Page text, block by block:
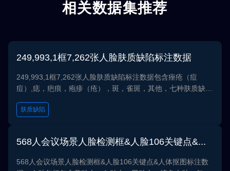
相关数据集推荐
249,993,1框7,262张人脸肤质缺陷标注数据
249,993,1框7,262张人脸肤质缺陷标注数据包含痤疮（痘
痘）,痣，疤痕，疱疹（疮），斑，雀斑，其他，七种肤质缺陷
的人脸。数据可用于肤质检测、人脸识别等任务。
肤质缺陷
568人会议场景人脸检测框&人脸106关键点&人体抠图标注数据
568人会议场景人脸检测框&人脸106关键点&人体抠图标注数